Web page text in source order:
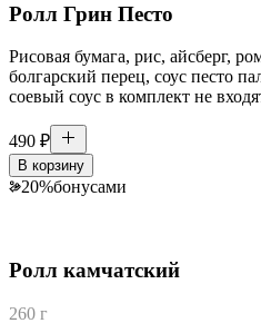
Ролл Грин Песто
Рисовая бумага, рис, айсберг,
болгарский перец, соус песто
соевый соус в комплект не
490 ₽
В корзину
20%бонусами
Ролл камчатский
260 г